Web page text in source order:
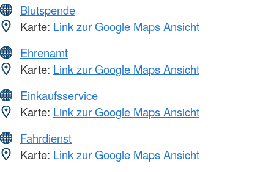
Blutspende
Karte: Link zur Google Maps Ansicht
Ehrenamt
Karte: Link zur Google Maps Ansicht
Einkaufsservice
Karte: Link zur Google Maps Ansicht
Fahrdienst
Karte: Link zur Google Maps Ansicht